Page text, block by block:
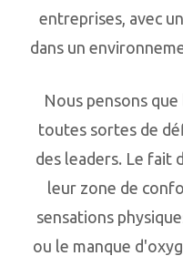
entreprises, avec
dans un
Nous pensons
toutes sortes de
des leaders. Le fait
leur zone de
sensations
ou le manque